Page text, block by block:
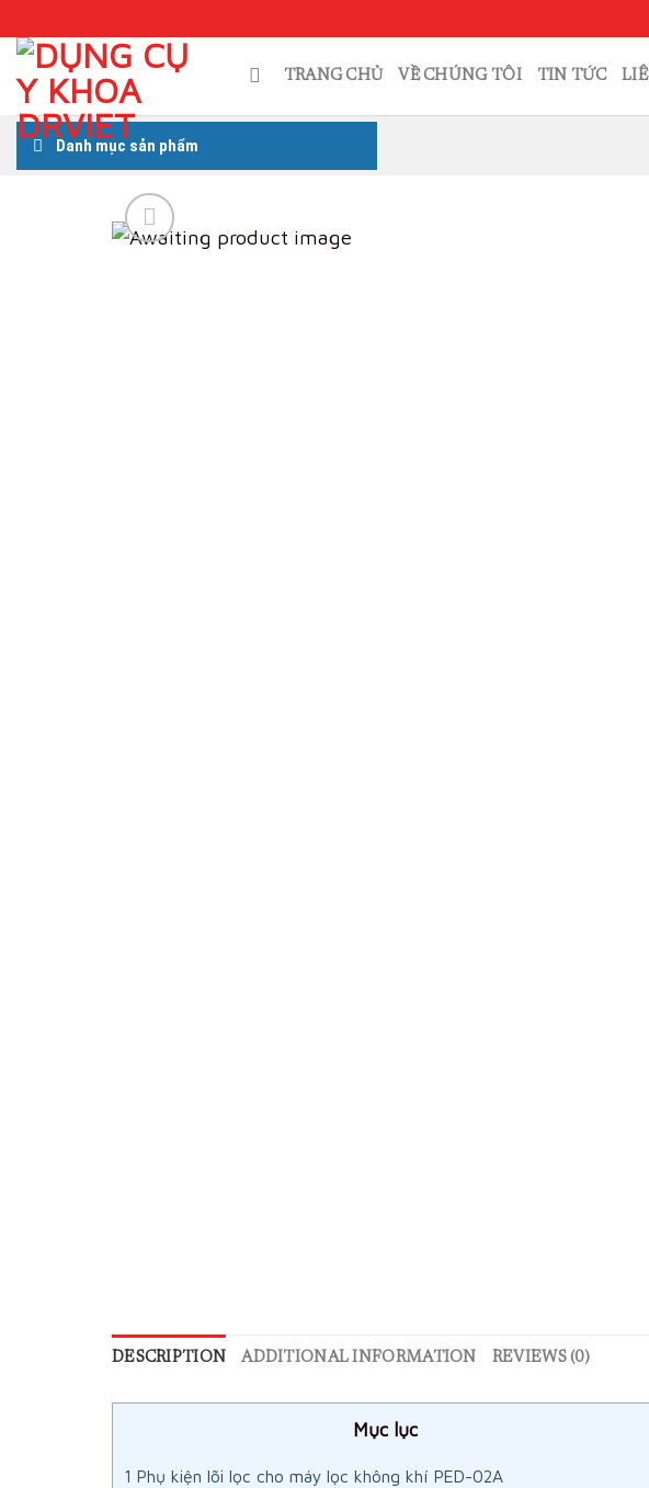
content
TRANG CHỦ VỀ CHÚNG TÔI TIN TỨC
Danh mục sản phẩm
DESCRIPTION ADDITIONAL INFORMATION REVIEWS (0)
Mục lục
1 Phụ kiện lõi lọc cho máy lọc không khí PED-02A